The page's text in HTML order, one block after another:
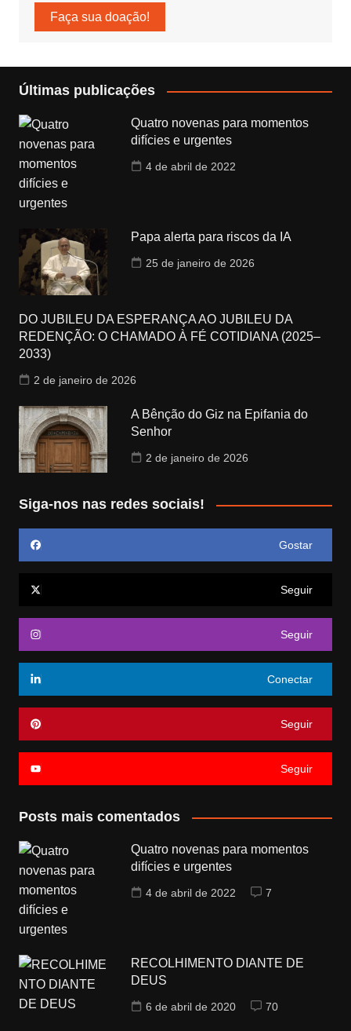
Faça sua doação!
Últimas publicações
Quatro novenas para momentos
difícies e urgentes
4 de abril de 2022
Papa alerta para riscos da IA
25 de janeiro de 2026
DO JUBILEU DA ESPERANÇA AO JUBILEU DA
REDENÇÃO: O CHAMADO À FÉ COTIDIANA (2025–
2033)
2 de janeiro de 2026
A Bênção do Giz na Epifania do
Senhor
2 de janeiro de 2026
Siga-nos nas redes sociais!
Gostar
Seguir
Seguir
Conectar
Seguir
Seguir
Posts mais comentados
Quatro novenas para momentos
difícies e urgentes
4 de abril de 2022 7
RECOLHIMENTO DIANTE DE
DEUS
6 de abril de 2020 70